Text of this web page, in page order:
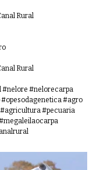
Rural
Rural
#nelore #nelorecarpa
#agro
#pecuaria